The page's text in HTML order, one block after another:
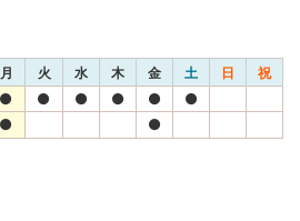
月 火 水 木 金 土 日 祝